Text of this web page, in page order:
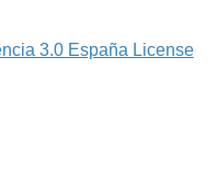
3.0 España License